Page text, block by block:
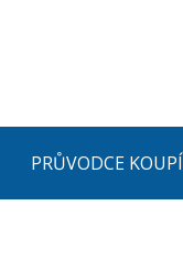
PRŮVODCE KOUPÍ